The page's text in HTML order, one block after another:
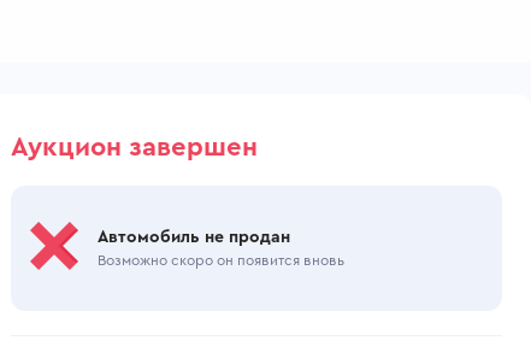
Аукцион завершен
Автомобиль не продан
Возможно скоро он появится вновь